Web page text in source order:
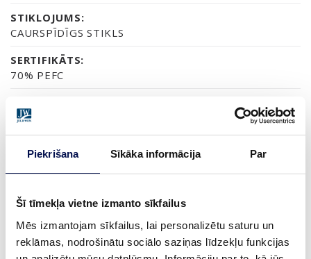
Piekrišana Sīkāka informācija Par
Šī tīmekļa vietne izmanto sīkfailus
Mēs izmantojam sīkfailus, lai personalizētu saturu un
reklāmas, nodrošinātu sociālo saziņas līdzekļu funkcijas
STIKLOJUMS:
CAURSPĪDĪGS STIKLS
SERTIFIKĀTS:
70% PEFC
2 GADU PRODUKTA GARANTIJA
APDARE (2)
NCS S0502-YNCS S7502B